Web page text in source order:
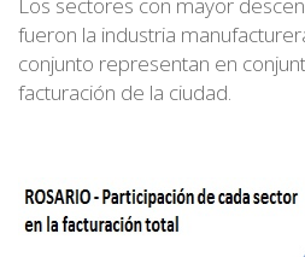
Los sectores con mayor
fueron la industria
conjunto representan en
facturación de la ciudad.